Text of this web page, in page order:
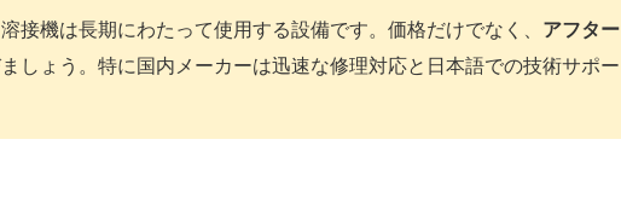
接機は長期にわたって使用する設備です。価格だけでなく、 アフター
しょう。特に国内メーカーは迅速な修理対応と日本語での技術サポー